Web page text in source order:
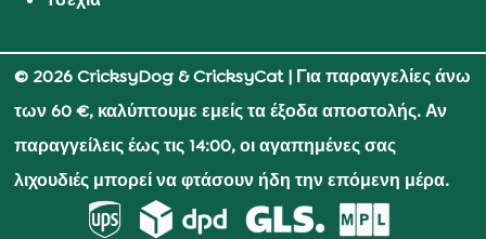
© 2026 CricksyDog & CricksyCat| Για παραγγελίες άνω
των 60 €, καλύπτουμε εμείς τα έξοδα αποστολής. Αν
παραγγείλεις έως τις 14:00, οι αγαπημένες σας
λιχουδιές μπορεί να φτάσουν ήδη την επόμενη μέρα.